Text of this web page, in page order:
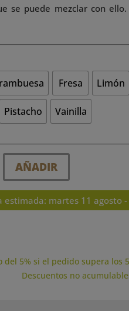
se puede mezclar con
Fresa Limón
Pistacho Vainilla
AÑADIR
estimada: martes 11 agosto
5% si el pedido supera los
Descuentos no